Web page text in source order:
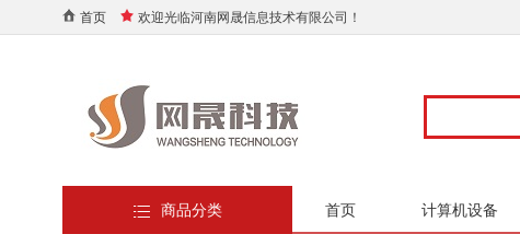
首页 欢迎光临河南网晟信息技术有限公司！
商品分类 首页 计算机设备